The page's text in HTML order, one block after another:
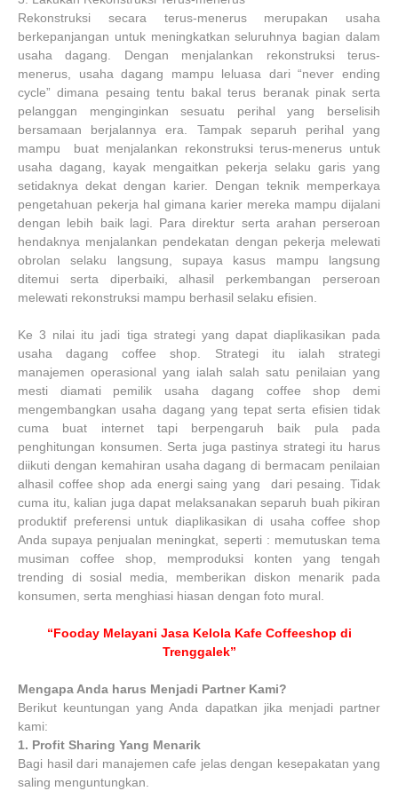
Rekonstruksi secara terus-menerus merupakan usaha
berkepanjangan untuk meningkatkan seluruhnya bagian dalam
usaha dagang. Dengan menjalankan rekonstruksi terus-
menerus, usaha dagang mampu leluasa dari “never ending
cycle” dimana pesaing tentu bakal terus beranak pinak serta
pelanggan menginginkan sesuatu perihal yang berselisih
bersamaan berjalannya era. Tampak separuh perihal yang
mampu buat menjalankan rekonstruksi terus-menerus untuk
usaha dagang, kayak mengaitkan pekerja selaku garis yang
setidaknya dekat dengan karier. Dengan teknik memperkaya
pengetahuan pekerja hal gimana karier mereka mampu dijalani
dengan lebih baik lagi. Para direktur serta arahan perseroan
hendaknya menjalankan pendekatan dengan pekerja melewati
obrolan selaku langsung, supaya kasus mampu langsung
ditemui serta diperbaiki, alhasil perkembangan perseroan
melewati rekonstruksi mampu berhasil selaku efisien.
Ke 3 nilai itu jadi tiga strategi yang dapat diaplikasikan pada
usaha dagang coffee shop. Strategi itu ialah strategi
manajemen operasional yang ialah salah satu penilaian yang
mesti diamati pemilik usaha dagang coffee shop demi
mengembangkan usaha dagang yang tepat serta efisien tidak
cuma buat internet tapi berpengaruh baik pula pada
penghitungan konsumen. Serta juga pastinya strategi itu harus
diikuti dengan kemahiran usaha dagang di bermacam penilaian
alhasil coffee shop ada energi saing yang dari pesaing. Tidak
cuma itu, kalian juga dapat melaksanakan separuh buah pikiran
produktif preferensi untuk diaplikasikan di usaha coffee shop
Anda supaya penjualan meningkat, seperti : memutuskan tema
musiman coffee shop, memproduksi konten yang tengah
trending di sosial media, memberikan diskon menarik pada
konsumen, serta menghiasi hiasan dengan foto mural.
“Fooday Melayani Jasa Kelola Kafe Coffeeshop di
Trenggalek”
Mengapa Anda harus Menjadi Partner Kami?
Berikut keuntungan yang Anda dapatkan jika menjadi partner
kami:
1. Profit Sharing Yang Menarik
Bagi hasil dari manajemen cafe jelas dengan kesepakatan yang
saling menguntungkan.